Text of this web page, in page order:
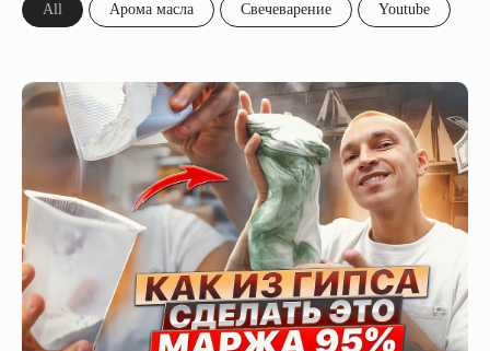
All Арома масла Свечеварение Youtube